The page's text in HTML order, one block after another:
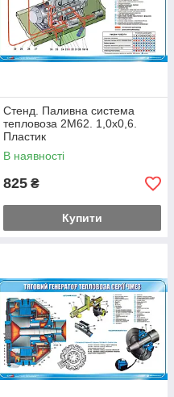
Стенд. Паливна система
тепловоза 2М62. 1,0х0,6.
Пластик
В наявності
825 ₴
Купити